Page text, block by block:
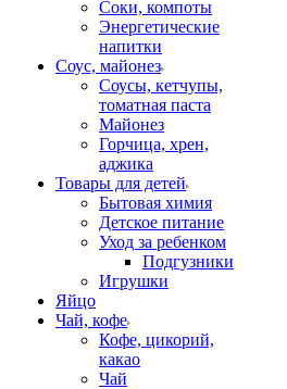
Соки, компоты
Энергетические
напитки
Соус, майонез
Соусы, кетчупы,
томатная паста
Майонез
Горчица, хрен,
аджика
Товары для детей
Бытовая химия
Детское питание
Уход за ребенком
Подгузники
Игрушки
Яйцо
Чай, кофе
Кофе, цикорий,
какао
Чай